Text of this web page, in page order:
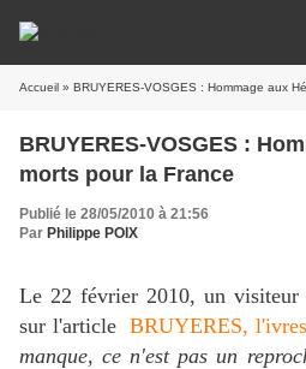
Accueil » BRUYERES-VOSGES : Hommage aux
BRUYERES-VOSGES :
morts pour la France
Publié le 28/05/2010 à 21:56
Par Philippe POIX
Le 22 février 2010, un visiteur
sur l'articleBRUYERES,
manque, ce n'est pas un